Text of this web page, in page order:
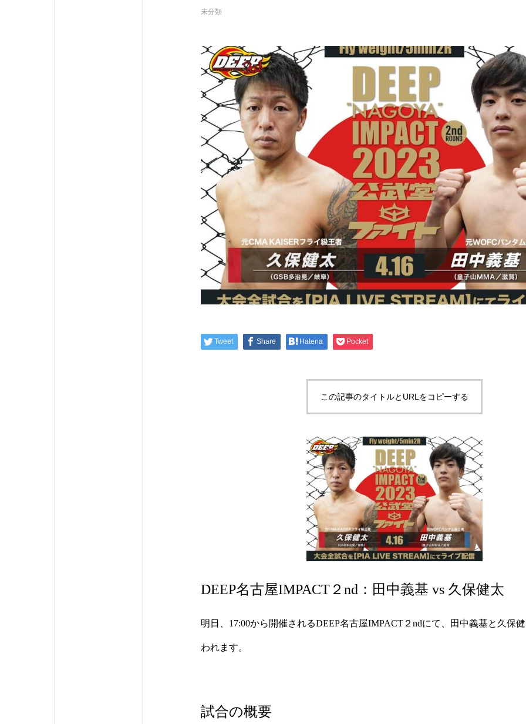
未分類
Tweet Share Hatena Pocket
この記事のタイトルとURLをコピーする
DEEP名古屋IMPACT２nd：田中義基 vs 久保健太
明日、17:00から開催されるDEEP名古屋IMPACT２ndにて、田中義基と久保
われます。
試合の概要